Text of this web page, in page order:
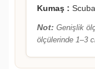
Kumaş : Scuba
Not: Genişlik
ölçülerinde 1–3